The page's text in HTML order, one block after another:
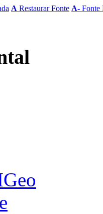
A Restaurar Fonte A- Fonte